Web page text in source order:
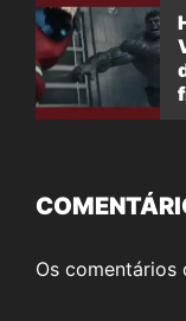
Os comentários